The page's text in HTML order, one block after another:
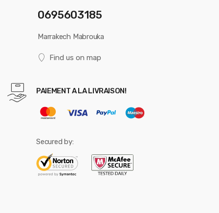
0695603185
Marrakech Mabrouka
Find us on map
PAIEMENT A LA LIVRAISON!
Secured by: